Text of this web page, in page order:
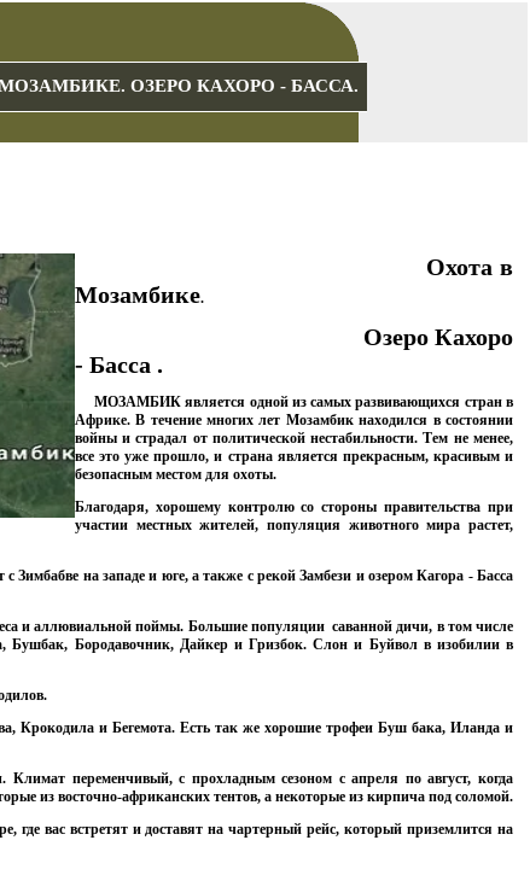
ОЗЕРО КАХОРО - БАССА.
Охота в
Мозамбике.
Озеро Кахоро
- Басса .
МОЗАМБИК является одной из самых развивающихся стран в
Африке. В течение многих лет Мозамбик находился в состоянии
войны и страдал от политической нестабильности. Тем не менее,
все это уже прошло, и страна является прекрасным, красивым и
безопасным местом для охоты.
Благодаря, хорошему контролю со стороны правительства при
участии местных жителей, популяция животного мира растет,
Зимбабве на западе и юге, а также с рекой Замбези и озером Кагора - Басса
и аллювиальной поймы. Большие популяции саванной дичи, в том числе
Бушбак, Бородавочник, Дайкер и Гризбок. Слон и Буйвол в изобилии в
Крокодила и Бегемота. Есть так же хорошие трофеи Буш бака, Иланда и
переменчивый, с прохладным сезоном с апреля по август, когда
из восточно-африканских тентов, а некоторые из кирпича под соломой.
вас встретят и доставят на чартерный рейс, который приземлится на